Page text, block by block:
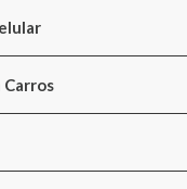
Carros